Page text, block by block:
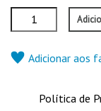
Adicionar aos
Política de